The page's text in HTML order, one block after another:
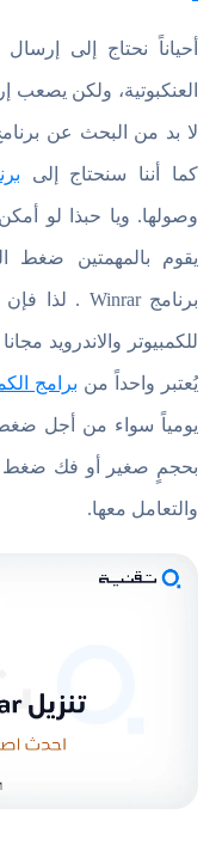
أحياناً نحتاج إلى
العنكبوتية، ولكن يصعب
لا بد من البحث عن
كما أننا سنحتاج إلى
يقوم بالمهمتين ضغط
للكمبيوتر والاندرويد
يُعتبر واحداً من برامج
يومياً سواء من أجل ضغط
بحجمٍ صغير أو فك ضغط
والتعامل معها.